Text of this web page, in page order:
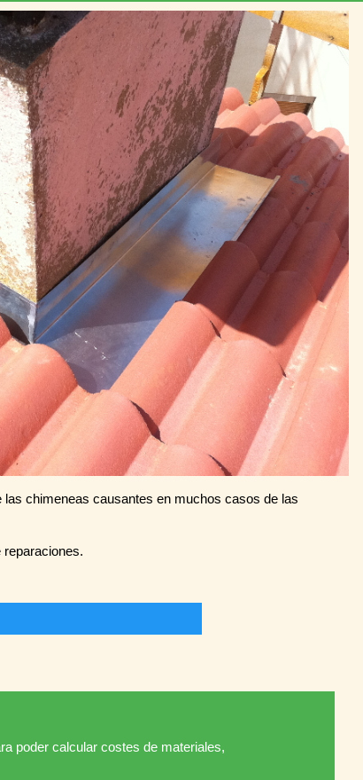
chimeneas causantes en muchos casos de las
poder calcular costes de materiales,